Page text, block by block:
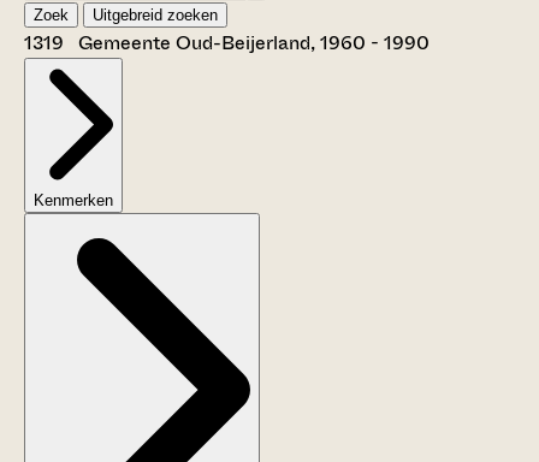
Zoek Uitgebreid zoeken
1319 Gemeente Oud-Beijerland, 1960 - 1990
Kenmerken